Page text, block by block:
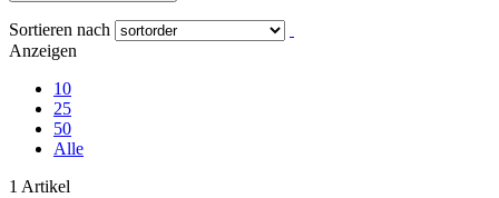
Sortieren nach
Anzeigen
10
25
50
Alle
1 Artikel